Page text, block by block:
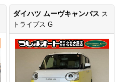
ダイハツ ムーヴキャンバス ス
トライプス G